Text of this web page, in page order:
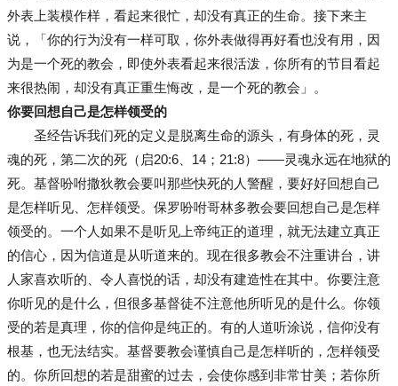
外表上装模作样，看起来很忙，却没有真正的生命。接下来主
说，「你的行为没有一样可取，你外表做得再好看也没有用，因
为是一个死的教会，即使外表看起来很活泼，你所有的节目看起
来很热闹，却没有真正重生悔改，是一个死的教会」。
你要回想自己是怎样领受的
圣经告诉我们死的定义是脱离生命的源头，有身体的死，灵
魂的死，第二次的死（启20:6、14；21:8）——灵魂永远在地狱的
死。基督吩咐撒狄教会要叫那些快死的人警醒，要好好回想自己
是怎样听见、怎样领受。保罗吩咐哥林多教会要回想自己是怎样
领受的。一个人如果不是听见上帝纯正的道理，就无法建立真正
的信心，因为信道是从听道来的。现在很多教会不注重讲台，讲
人家喜欢听的、令人喜悦的话，却没有建造性在其中。你要注意
你听见的是什么，但很多基督徒不注意他所听见的是什么。你领
受的若是真理，你的信仰是纯正的。有的人道听涂说，信仰没有
根基，也无法结实。基督要教会谨慎自己是怎样听的，怎样领受
的。你所回想的若是甜蜜的过去，会使你感到非常甘美；若你所